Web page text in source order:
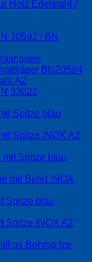
Holz Edelstahl /
20592 / BN
BN20594
A2
33022
Spitze blau
Spitze INOX A2
mit Spitze blau
mit Bund INOX
Spitze blau
Spitze INOX A2
Bohrspitze